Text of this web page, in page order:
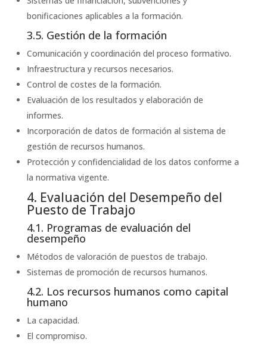
bonificaciones aplicables a la formación.
3.5. Gestión de la formación
Comunicación y coordinación del proceso formativo.
Infraestructura y recursos necesarios.
Control de costes de la formación.
Evaluación de los resultados y elaboración de
informes.
Incorporación de datos de formación al sistema de
gestión de recursos humanos.
Protección y confidencialidad de los datos conforme a
la normativa vigente.
4. Evaluación del Desempeño del
Puesto de Trabajo
4.1. Programas de evaluación del
desempeño
Métodos de valoración de puestos de trabajo.
Sistemas de promoción de recursos humanos.
4.2. Los recursos humanos como capital
humano
La capacidad.
El compromiso.